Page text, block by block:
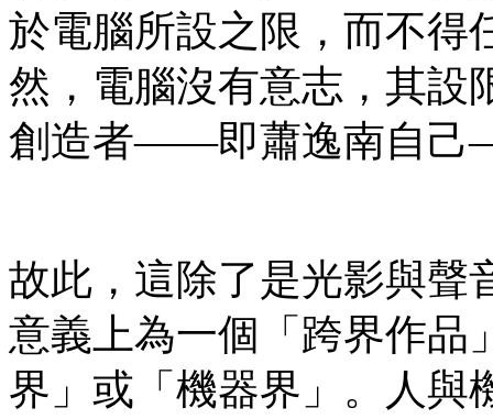
於電腦所設之限，而不得
然，電腦沒有意志，其設
創造者——即蕭逸南自
故此，這除了是光影與聲
意義上為一個「跨界作品
界」或「機器界」。人與